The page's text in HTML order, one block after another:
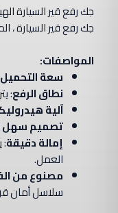
جك رفع قير السيارة
جك رفع قير السيارة
المواصفات:
سعة التحميل
نطاق الرفع: يتراوح من 33.5 بوصة
آلية
تصميم سهل
إمالة دقيقة
العمل.
مصنوع من
سلاسل أمان